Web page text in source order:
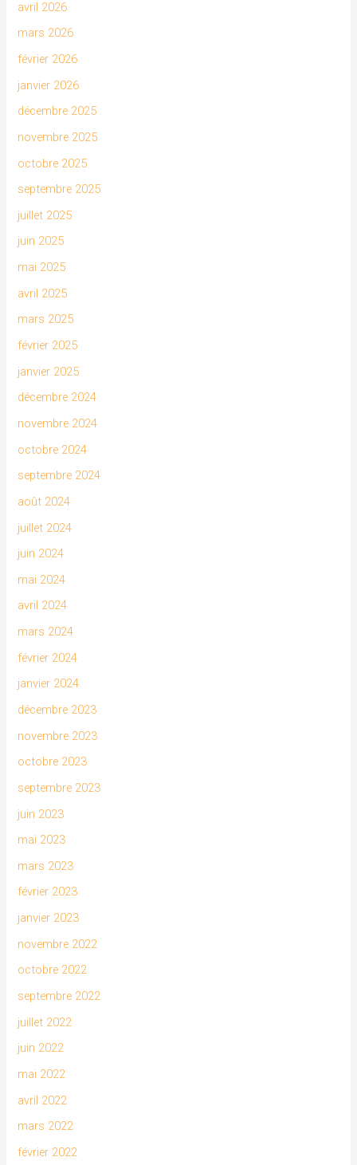
avril 2026
mars 2026
février 2026
janvier 2026
décembre 2025
novembre 2025
octobre 2025
septembre 2025
juillet 2025
juin 2025
mai 2025
avril 2025
mars 2025
février 2025
janvier 2025
décembre 2024
novembre 2024
octobre 2024
septembre 2024
août 2024
juillet 2024
juin 2024
mai 2024
avril 2024
mars 2024
février 2024
janvier 2024
décembre 2023
novembre 2023
octobre 2023
septembre 2023
juin 2023
mai 2023
mars 2023
février 2023
janvier 2023
novembre 2022
octobre 2022
septembre 2022
juillet 2022
juin 2022
mai 2022
avril 2022
mars 2022
février 2022